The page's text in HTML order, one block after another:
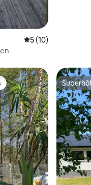
Évaluation
5 (10)
plus appréciés